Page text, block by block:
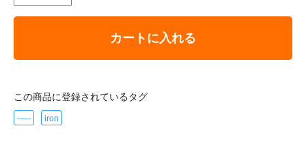
カートに入れる
この商品に登録されているタグ
----- iron